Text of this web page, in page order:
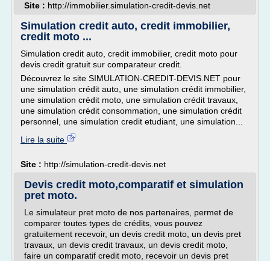
Site : http://immobilier.simulation-credit-devis.net
Simulation credit auto, credit immobilier,
credit moto ...
Simulation credit auto, credit immobilier, credit moto pour
devis credit gratuit sur comparateur credit.
Découvrez le site SIMULATION-CREDIT-DEVIS.NET pour
une simulation crédit auto, une simulation crédit immobilier,
une simulation crédit moto, une simulation crédit travaux,
une simulation crédit consommation, une simulation crédit
personnel, une simulation credit etudiant, une simulation...
Lire la suite
Site : http://simulation-credit-devis.net
Devis credit moto,comparatif et simulation
pret moto.
Le simulateur pret moto de nos partenaires, permet de
comparer toutes types de crédits, vous pouvez
gratuitement recevoir, un devis credit moto, un devis pret
travaux, un devis credit travaux, un devis credit moto,
faire un comparatif credit moto, recevoir un devis pret